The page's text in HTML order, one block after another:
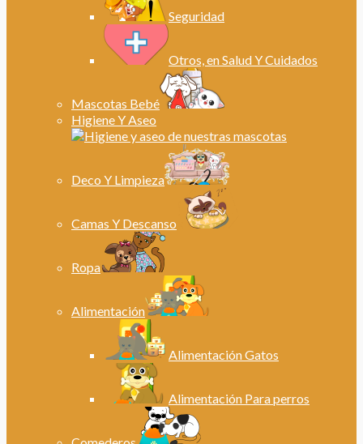
Seguridad
Otros, en Salud Y Cuidados
Mascotas Bebé
Higiene Y Aseo
Deco Y Limpieza
Camas Y Descanso
Ropa
Alimentación
Alimentación Gatos
Alimentación Para perros